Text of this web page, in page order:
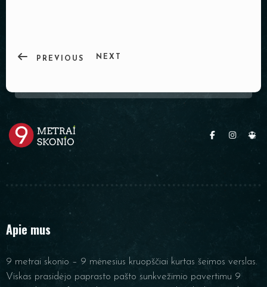
PREVIOUS NEXT
Apie mus
9 metrai skonio – 9 mėnesius kruopščiai kurtas šeimos verslas.
Viskas prasidėjo paprasto pašto sunkvežimio pavertimu 9